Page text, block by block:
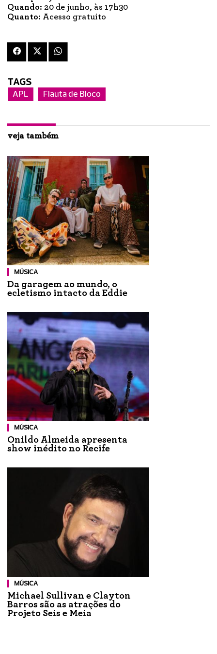
Quando: 20 de junho, às 17h30
Quanto: Acesso gratuito
TAGS
­­APL Flauta de Bloco
veja também
MÚSICA
Da garagem ao mundo, o
ecletismo intacto da Eddie
MÚSICA
Onildo Almeida apresenta
show inédito no Recife
MÚSICA
Michael Sullivan e Clayton
Barros são as atrações do
Projeto Seis e Meia